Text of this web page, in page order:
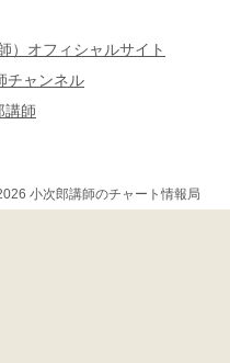
）オフィシャルサイト
チャンネル
講師
小次郎講師のチャート情報局